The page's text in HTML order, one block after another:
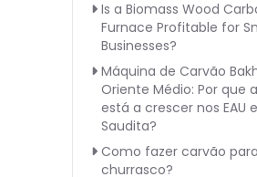
Is a Biomass Wood
Furnace Profitable for
Businesses?
Máquina de Carvão
Oriente Médio: Por que
está a crescer nos EAU
Saudita?
Como fazer carvão para
churrasco?